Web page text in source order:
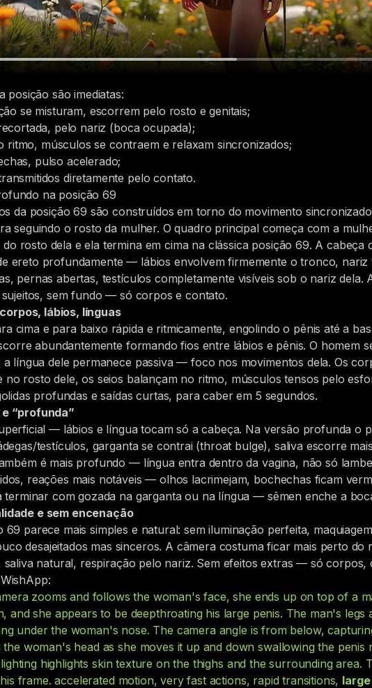
posição são imediatas:
se misturam, escorrem pelo rosto e genitais;
pelo nariz (boca ocupada);
ritmo, músculos se contraem e relaxam sincronizados;
pulso acelerado;
diretamente pelo contato.
na posição 69
da posição 69 são construídos em torno do movimento
seguindo o rosto da mulher. O quadro principal começa com a
rosto dela e ela termina em cima na clássica posição 69. A cabeça
ereto profundamente — lábios envolvem firmemente o tronco, nariz
pernas abertas, testículos completamente visíveis sob o nariz dela.
sem fundo — só corpos e contato.
lábios, línguas
cima e para baixo rápida e ritmicamente, engolindo o pênis até a
abundantemente formando fios entre lábios e pênis. O homem
língua dele permanece passiva — foco nos movimentos dela. Os
no rosto dele, os seios balançam no ritmo, músculos tensos pelo
profundas e saídas curtas, para caber em 5 segundos.
“profunda”
— lábios e língua tocam só a cabeça. Na versão profunda o
testículos, garganta se contrai (throat bulge), saliva escorre
é mais profundo — língua entra dentro da vagina, não só
reações mais notáveis — olhos lacrimejam, bochechas ficam
terminar com gozada na garganta ou na língua — sêmen enche a
e sem encenação
69 parece mais simples e natural: sem iluminação perfeita,
desajeitados mas sinceros. A câmera costuma ficar mais perto do
natural, respiração pelo nariz. Sem efeitos extras — só corpos,
zooms and follows the woman's face, she ends up on top of a
and she appears to be deepthroating his large penis. The man's legs
under the woman's nose. The camera angle is from below,
woman's head as she moves it up and down swallowing the penis
highlights skin texture on the thighs and the surrounding area.
frame. accelerated motion, very fast actions, rapid transitions,